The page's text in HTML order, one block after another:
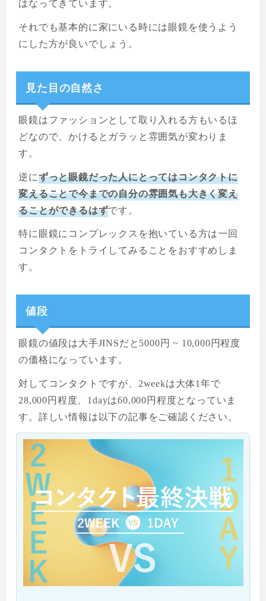
はなってきています。
それでも基本的に家にいる時には眼鏡を使うよう
にした方が良いでしょう。
見た目の自然さ
眼鏡はファッションとして取り入れる方もいるほ
どなので、かけるとガラッと雰囲気が変わりま
す。
逆にずっと眼鏡だった人にとってはコンタクトに
変えることで今までの自分の雰囲気も大きく変え
ることができるはずです。
特に眼鏡にコンプレックスを抱いている方は一回
コンタクトをトライしてみることをおすすめしま
す。
値段
眼鏡の値段は大手JINSだと5000円 ~ 10,000円程度
の価格になっています。
対してコンタクトですが、2weekは大体1年で
28,000円程度、1dayは60,000円程度となっていま
す。詳しい情報は以下の記事をご確認ください。